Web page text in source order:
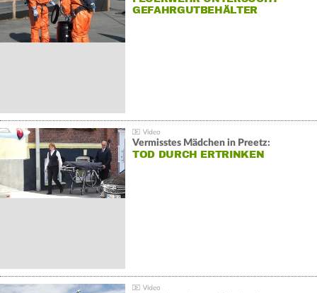
GEFAHRGUTBEHÄLTER
Vermisstes Mädchen in Preetz:
TOD DURCH ERTRINKEN